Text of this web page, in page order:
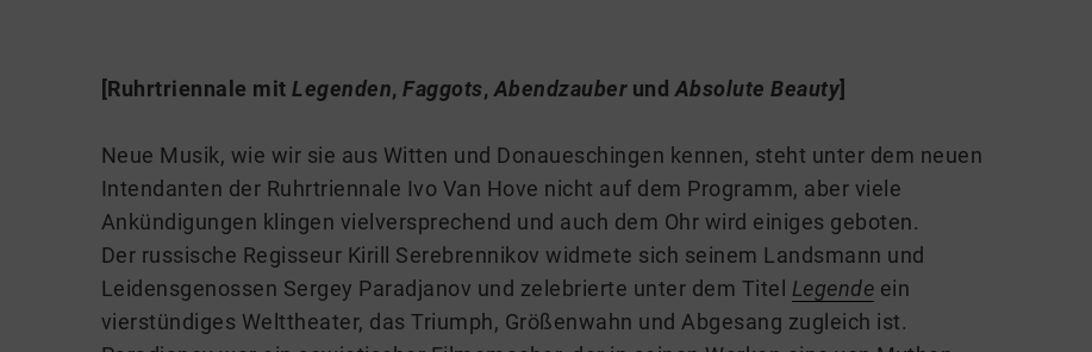
[Ruhrtriennale mit Legenden, Faggots, Abendzauberund Absolute Beauty]
Neue Musik, wie wir sie aus Witten und Donaueschingen kennen, steht unter dem neuen
Intendanten der Ruhrtriennale Ivo Van Hove nicht auf dem Programm, aber viele
Ankündigungen klingen vielversprechend und auch dem Ohr wird einiges geboten.
Der russische Regisseur Kirill Serebrennikov widmete sich seinem Landsmann und
Leidensgenossen Sergey Paradjanov und zelebrierte unter dem Titel Legende ein
vierstündiges Welttheater, das Triumph, Größenwahn und Abgesang zugleich ist.